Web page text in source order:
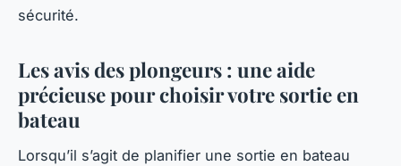
sécurité.
Les avis des plongeurs : une aide
précieuse pour choisir votre sortie en
bateau
Lorsqu’il s’agit de planifier une sortie en bateau